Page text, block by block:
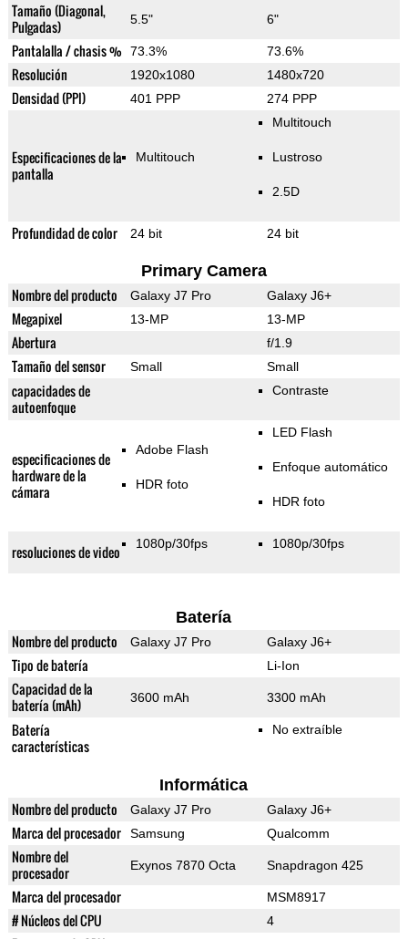
Tamaño (Diagonal,
Pulgadas)
5.5" 6"
Pantalalla / chasis % 73.3% 73.6%
Resolución 1920x1080 1480x720
Densidad (PPI) 401 PPP 274 PPP
Especificaciones de la
pantalla
Multitouch
Multitouch
Lustroso
2.5D
Profundidad de color 24 bit 24 bit
Primary Camera
Nombre del producto Galaxy J7 Pro Galaxy J6+
Megapixel 13-MP 13-MP
Abertura f/1.9
Tamaño del sensor Small Small
capacidades de
autoenfoque
Contraste
especificaciones de
hardware de la
cámara
Adobe Flash
HDR foto
LED Flash
Enfoque automático
HDR foto
resoluciones de video 1080p/30fps 1080p/30fps
Batería
Nombre del producto Galaxy J7 Pro Galaxy J6+
Tipo de batería Li-Ion
Capacidad de la
batería (mAh)
3600 mAh 3300 mAh
Batería
características
No extraíble
Informática
Nombre del producto Galaxy J7 Pro Galaxy J6+
Marca del procesador Samsung Qualcomm
Nombre del
procesador
Exynos 7870 Octa Snapdragon 425
Marca del procesador MSM8917
# Núcleos del CPU 4